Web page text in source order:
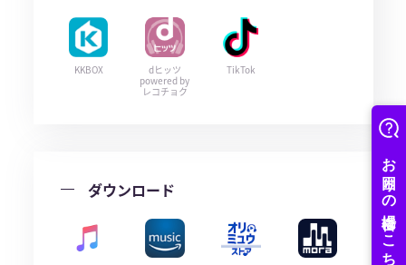
KKBOX
dヒッツ
powered by
レコチョク
TikTok
ダウンロード